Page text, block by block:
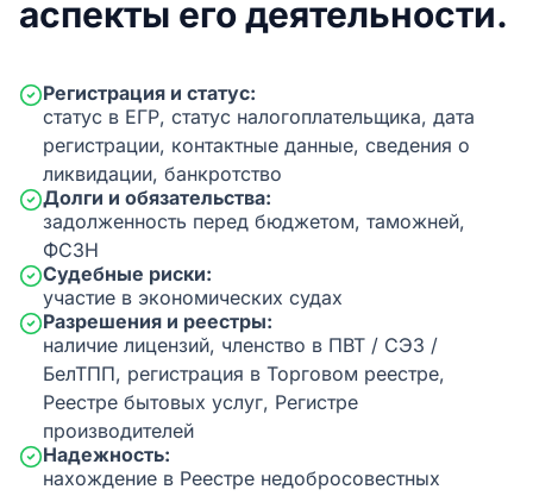
аспекты его деятельности.
Регистрация и статус:
статус в ЕГР, статус налогоплательщика, дата
регистрации, контактные данные, сведения о
ликвидации, банкротство
Долги и обязательства:
задолженность перед бюджетом, таможней,
ФСЗН
Судебные риски:
участие в экономических судах
Разрешения и реестры:
наличие лицензий, членство в ПВТ / СЭЗ /
БелТПП, регистрация в Торговом реестре,
Реестре бытовых услуг, Регистре
производителей
Надежность:
нахождение в Реестре недобросовестных